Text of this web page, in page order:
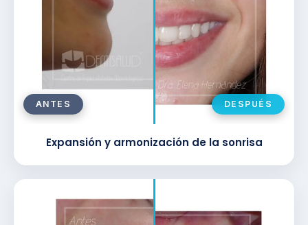
ANTES DESPUÉS
Expansión y armonización de la sonrisa